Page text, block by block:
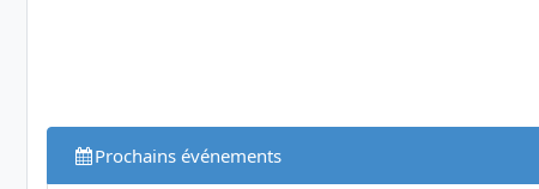
Prochains événements